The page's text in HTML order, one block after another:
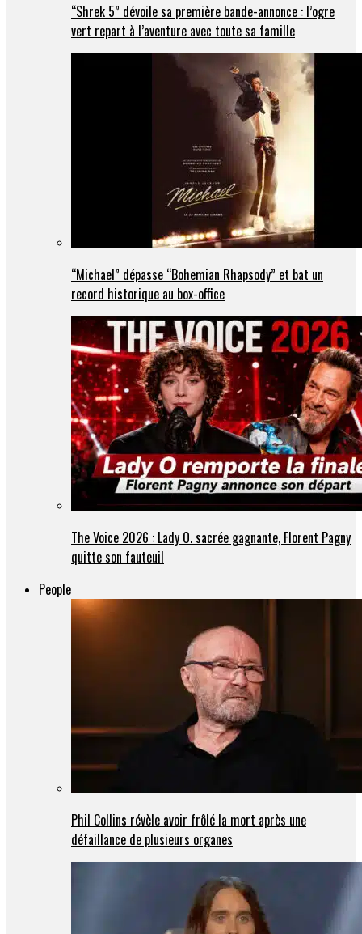
“Shrek 5” dévoile sa première bande-annonce : l’ogre
vert repart à l’aventure avec toute sa famille
“Michael” dépasse “Bohemian Rhapsody” et bat un
record historique au box-office
The Voice 2026 : Lady O. sacrée gagnante, Florent Pagny
quitte son fauteuil
People
Phil Collins révèle avoir frôlé la mort après une
défaillance de plusieurs organes